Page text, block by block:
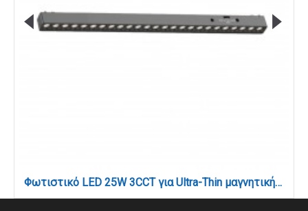
Φωτιστικό LED 25W 3CCT για Ultra-Thin μαγνητική ράγα σε μαύρη απόχρωση D:55,5X2,6X2,4cm (TMU0030-Black)